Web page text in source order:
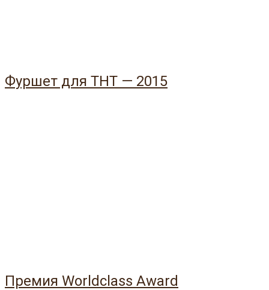
Фуршет для ТНТ — 2015
Премия Worldclass Award